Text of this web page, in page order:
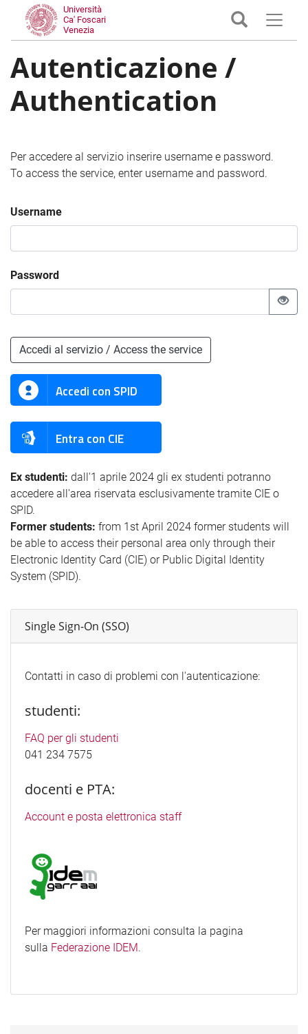
Università
Ca' Foscari
Venezia
Autenticazione /
Authentication
Per accedere al servizio inserire username e password.
To access the service, enter username and password.
Username
Password
Accedi al servizio / Access the service
Accedi con SPID
Entra con CIE
Ex studenti: dall'1 aprile 2024 gli ex studenti potranno
accedere all'area riservata esclusivamente tramite CIE o
SPID.
Former students: from 1st April 2024 former students will
be able to access their personal area only through their
Electronic Identity Card (CIE) or Public Digital Identity
System (SPID).
Single Sign-On (SSO)
Contatti in caso di problemi con l'autenticazione:
studenti:
FAQ per gli studenti
041 234 7575
docenti e PTA:
Account e posta elettronica staff
Per maggiori informazioni consulta la pagina
sulla Federazione IDEM.